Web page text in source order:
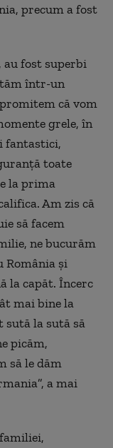
precum a fost
fost superbi
într-un
că vom
grele, în
fantastici,
toate
la prima
Am zis că
să facem
ne bucurăm
şi
la capăt. Încerc
mai bine la
sută la sută să
picăm,
să le dăm
a mai